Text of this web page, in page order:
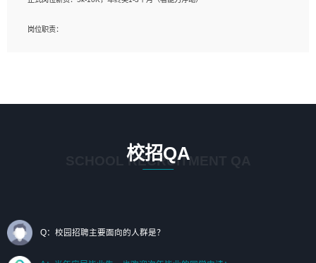
1、艺术设计类相关专业；（其中需求分析顾问不限专业）
岗位职责：
2. 熟悉 前端常用框架, 能独立完成设计给予的 UI 效果;
3. 有良好的代码习惯, 低级错误出现频率低;
7. 了解或熟悉 WebGL 及相关框架优先。
（岗位人员专职于行业应用解决方案、项目申报方案、投标方案的策划编写）
校招QA
SCHOOL RECRUITMENT QA
Q：校园招聘主要面向的人群是？